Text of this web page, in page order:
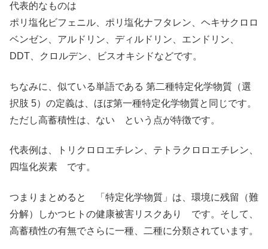
代表的なものは
ポリ塩化ビフェニル、ポリ塩化ナフタレン、ヘキサクロロ
ベンゼン、アルドリン、ディルドリン、エンドリン、
DDT、クロルデン、ビスオキシドなどです。
ちなみに、似ている単語である 第二種特定化学物質（選
択肢 5）の定義は、ほぼ第一種特定化学物質と同じです。
ただし高蓄積性は、ない という点が特徴です。
代表例は、トリクロロエチレン、テトラクロロエチレン、
四塩化炭素 です。
つまりまとめると 「特定化学物質」は、環境に残留（難
分解）しかつヒトの健康被害リスクあり です。そして、
高蓄積性の有無でさらに一種、二種に分類されています。